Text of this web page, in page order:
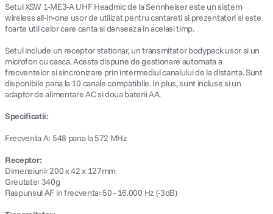
6. lavaliera
7. sony fx
8. card memorie
9. dji mic mini
10. dji osmo
Setul XSW 1-ME3-A UHF Headmic de la Sennheiser este un sistem
wireless all-in-one usor de utilizat pentru cantareti si prezentatori si este
foarte util celor care canta si danseaza in acelasi timp.
Setul include un receptor stationar, un transmitator bodypack usor si un
microfon cu casca. Acesta dispune de gestionare automata a
frecventelor si sincronizare prin intermediul canalului de la distanta. Sunt
disponibile pana la 10 canale compatibile. In plus, sunt incluse si un
adaptor de alimentare AC si doua baterii AA.
Specificatii:
Frecventa A: 548 pana la 572 MHz
Receptor:
Dimensiuni: 200 x 42 x 127mm
Greutate: 340g
Raspunsul AF in frecventa: 50 - 16.000 Hz (-3dB)